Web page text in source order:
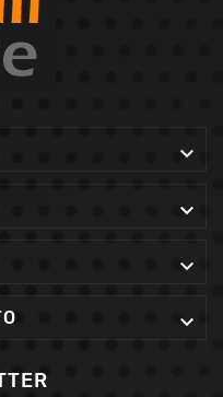



